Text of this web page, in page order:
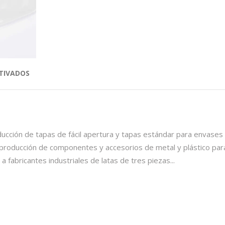
de tapas de fácil apertura y tapas estándar para envases
de componentes y accesorios de metal y plástico
fabricantes industriales de latas de tres piezas...